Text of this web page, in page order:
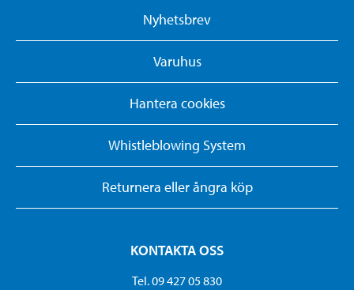
Nyhetsbrev
Varuhus
Hantera cookies
Whistleblowing System
Returnera eller ångra köp
KONTAKTA OSS
Tel. 09 427 05 830